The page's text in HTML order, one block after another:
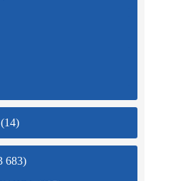
(14)
683)